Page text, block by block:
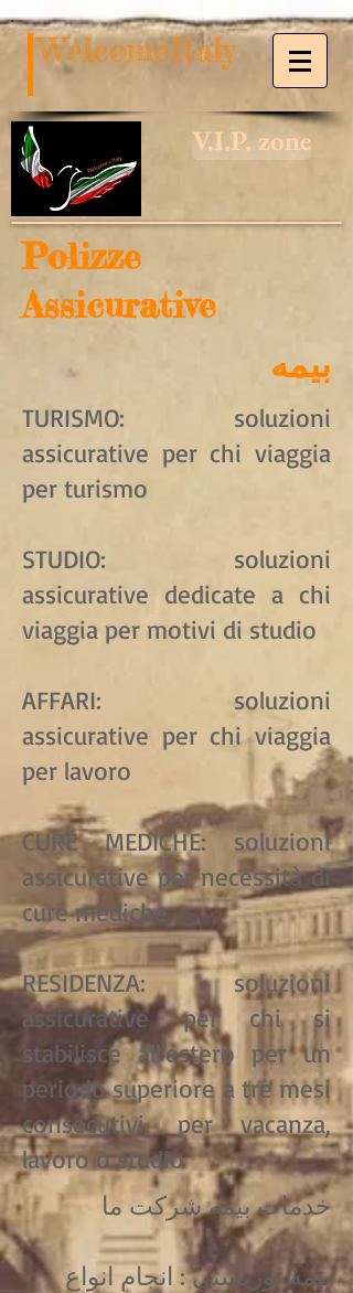
WelcomeItaly
V.I.P. zone
Polizze
Assicurative
بیمه
TURISMO: soluzioni
assicurative per chi viaggia
per turismo
STUDIO: soluzioni
assicurative dedicate a chi
viaggia per motivi di studio
AFFARI: soluzioni
assicurative per chi viaggia
per lavoro
CURE MEDICHE: soluzioni
assicurative per necessità di
cure mediche
RESIDENZA: soluzioni
assicurative per chi si
stabilisce all'estero per un
periodo superiore a tre mesi
consecutivi, per vacanza,
lavoro o studio
خدمات بیمه شركت ما
بيمه توريستي : انجام انواع